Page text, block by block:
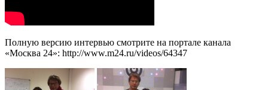
Полную версию интервью смотрите на портале канала
«Москва 24»: http://www.m24.ru/videos/64347